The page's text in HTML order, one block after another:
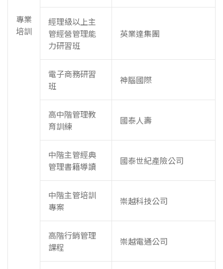
專業
培訓
經理級以上主
管經營管理能
力研習班
英業達集團
電子商務研習
班
神腦國際
高中階管理教
育訓練
國泰人壽
中階主管經典
管理書籍導讀
國泰世紀產險公司
中階主管培訓
專案
崇越科技公司
高階行銷管理
課程
崇越電通公司